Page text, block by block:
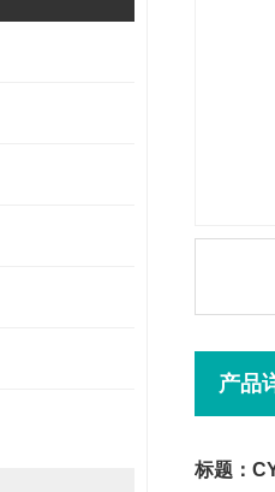
产品
标题：